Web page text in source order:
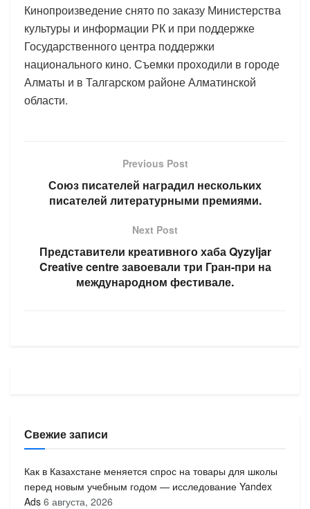
Кинопроизведение снято по заказу Министерства
культуры и информации РК и при поддержке
Государственного центра поддержки
национального кино. Съемки проходили в городе
Алматы и в Талгарском районе Алматинской
области.
Previous Post
Союз писателей наградил нескольких
писателей литературными премиями.
Next Post
Представители креативного хаба Qyzyljar
Creative centre завоевали три Гран-при на
международном фестивале.
Свежие записи
Как в Казахстане меняется спрос на товары для школы
перед новым учебным годом — исследование Yandex
Ads 6 августа, 2026